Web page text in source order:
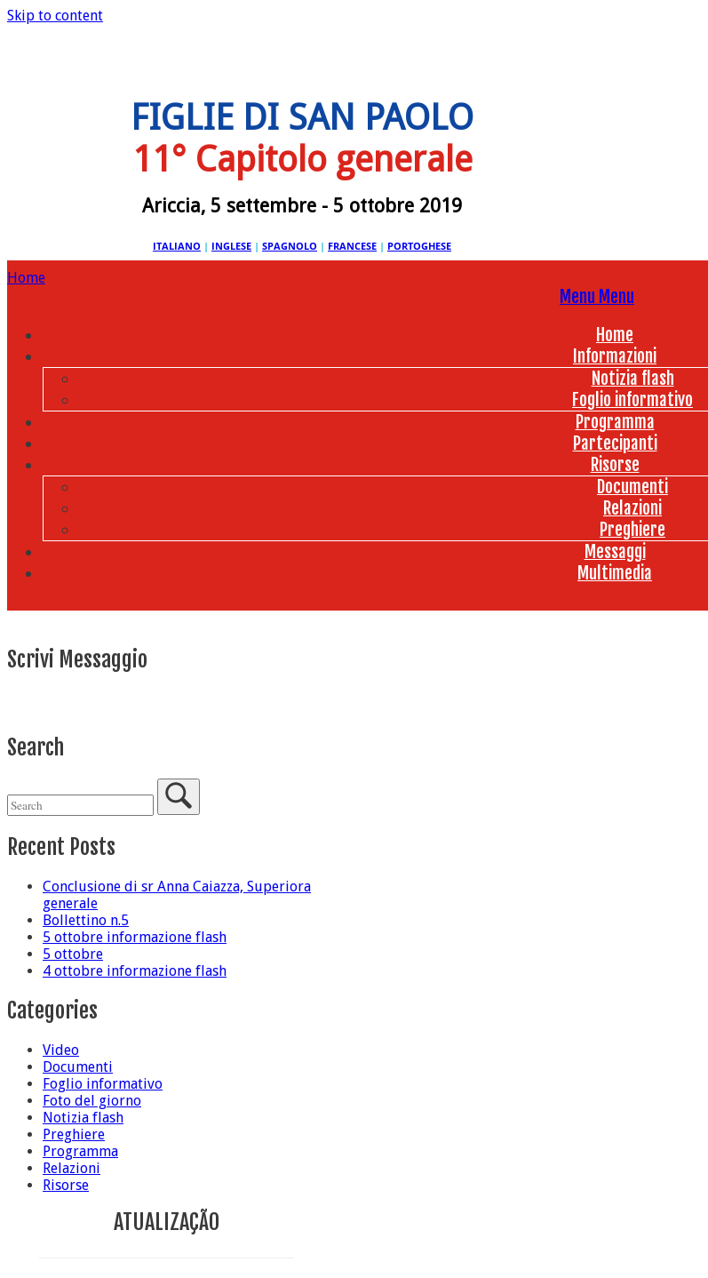
Skip to content
FIGLIE DI SAN PAOLO
11° Capitolo generale
Ariccia, 5 settembre - 5 ottobre 2019
ITALIANO | INGLESE | SPAGNOLO | FRANCESE | PORTOGHESE
Home
Menu Menu
Home
Informazioni
Notizia flash
Foglio informativo
Programma
Partecipanti
Risorse
Documenti
Relazioni
Preghiere
Messaggi
Multimedia
Scrivi Messaggio
Search
Recent Posts
Conclusione di sr Anna Caiazza, Superiora
generale
Bollettino n.5
5 ottobre informazione flash
5 ottobre
4 ottobre informazione flash
Categories
Video
Documenti
Foglio informativo
Foto del giorno
Notizia flash
Preghiere
Programma
Relazioni
Risorse
ATUALIZAÇÃO